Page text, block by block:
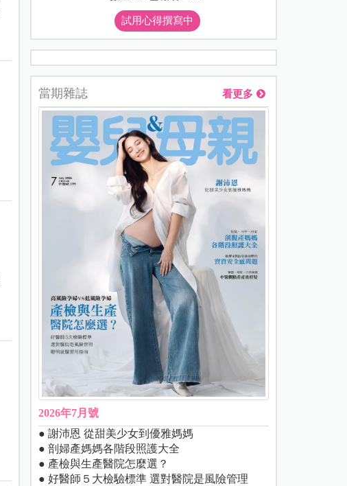
試用心得撰寫中
當期雜誌 看更多
2026年7月號
● 謝沛恩 從甜美少女到優雅媽媽
● 剖婦產媽媽各階段照護大全
● 產檢與生產醫院怎麼選？
● 好醫師５大檢驗標準 選對醫院是風險管理